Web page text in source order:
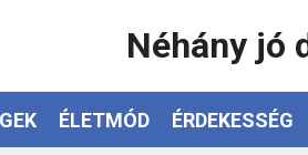
Néhány jó
ÉLETMÓD ÉRDEKESSÉG